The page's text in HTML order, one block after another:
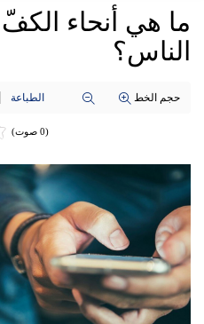
ما هي أنحاء
الناس؟
حجم الخط الطباعة
(0 صوت)